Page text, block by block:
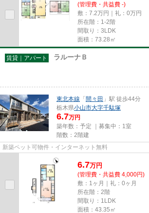
(管理費・共益費 -)
敷：7.2万円｜礼：0万円
所在階：1-2階
間取り：3LDK
面積：73.28㎡
賃貸｜アパート ラルーナＢ
東北本線 「間々田 」駅 徒歩44分
栃木県小山市大字千駄塚
6.7万円
築年数：予定 ｜募集中： 1室
階数：2階建
新築ペット可物件・インターネット無料
6.7万円
(管理費・共益費 4,000円)
敷：1ヶ月｜礼：0ヶ月
所在階：2階
間取り：1LDK
面積：43.35㎡